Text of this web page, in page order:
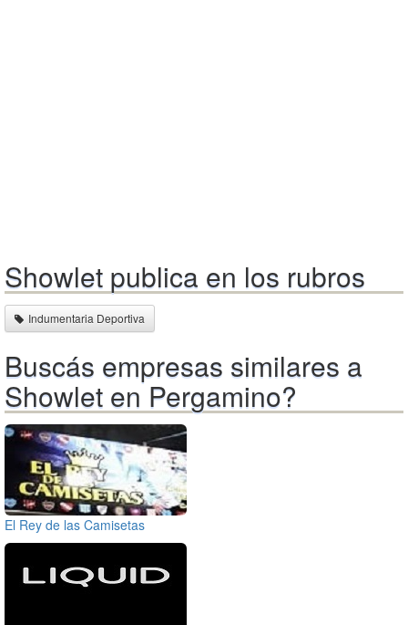
Showlet publica en los rubros
Indumentaria Deportiva
Buscás empresas similares a
Showlet en Pergamino?
El Rey de las Camisetas